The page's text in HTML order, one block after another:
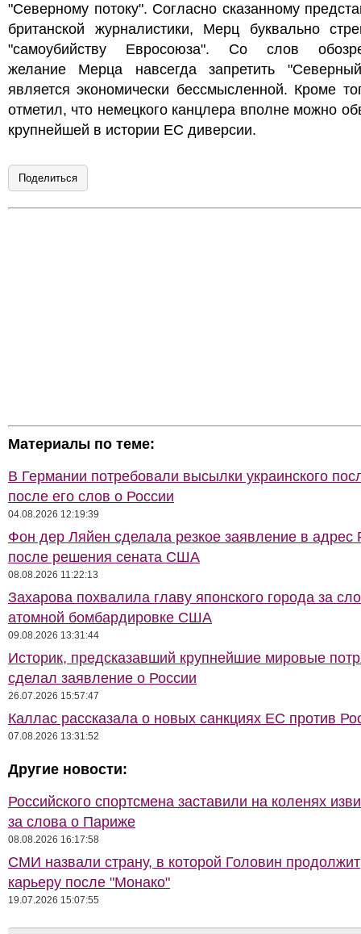
"Северному потоку". Согласно сказанному
британской журналистики, Мерц буквально
"самоубийству Евросоюза". Со слов
желание Мерца навсегда запретить
является экономически бессмысленной. Кроме
отметил, что немецкого канцлера вполне можно
крупнейшей в истории ЕС диверсии.
Поделиться
Материалы по теме:
В Германии потребовали высылки украинского
после его слов о России
04.08.2026 12:19:39
Фон дер Ляйен сделала резкое заявление в адрес
после решения сената США
08.08.2026 11:22:13
Захарова похвалила главу японского города за
атомной бомбардировке США
09.08.2026 13:31:44
Историк, предсказавший крупнейшие мировые
сделал заявление о России
26.07.2026 15:57:47
Каллас рассказала о новых санкциях ЕС против
07.08.2026 13:31:52
Другие новости:
Российского спортсмена заставили на коленях
за слова о Париже
08.08.2026 16:17:58
СМИ назвали страну, в которой Головин продолжит
карьеру после "Монако"
19.07.2026 15:07:55